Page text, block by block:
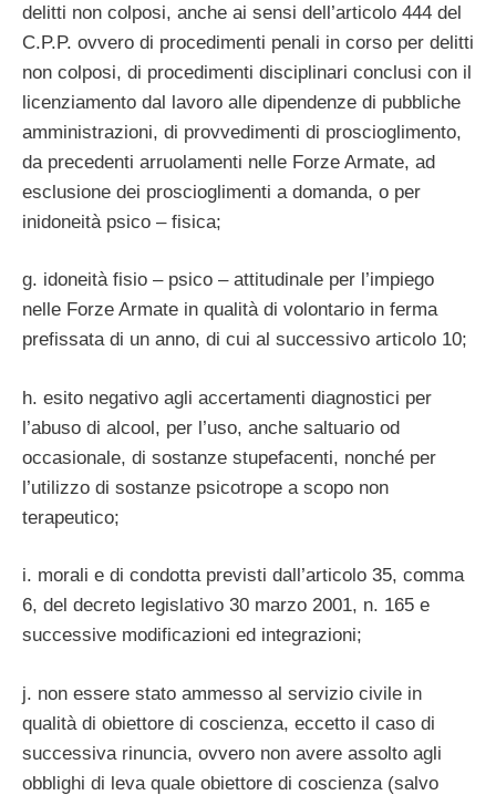
delitti non colposi, anche ai sensi dell’articolo 444 del
C.P.P. ovvero di procedimenti penali in corso per delitti
non colposi, di procedimenti disciplinari conclusi con il
licenziamento dal lavoro alle dipendenze di pubbliche
amministrazioni, di provvedimenti di proscioglimento,
da precedenti arruolamenti nelle Forze Armate, ad
esclusione dei proscioglimenti a domanda, o per
inidoneità psico – fisica;
g. idoneità fisio – psico – attitudinale per l’impiego
nelle Forze Armate in qualità di volontario in ferma
prefissata di un anno, di cui al successivo articolo 10;
h. esito negativo agli accertamenti diagnostici per
l’abuso di alcool, per l’uso, anche saltuario od
occasionale, di sostanze stupefacenti, nonché per
l’utilizzo di sostanze psicotrope a scopo non
terapeutico;
i. morali e di condotta previsti dall’articolo 35, comma
6, del decreto legislativo 30 marzo 2001, n. 165 e
successive modificazioni ed integrazioni;
j. non essere stato ammesso al servizio civile in
qualità di obiettore di coscienza, eccetto il caso di
successiva rinuncia, ovvero non avere assolto agli
obblighi di leva quale obiettore di coscienza (salvo